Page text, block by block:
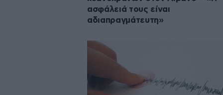
ασφάλειά τους είναι
αδιαπραγμάτευτη»